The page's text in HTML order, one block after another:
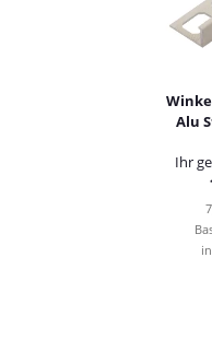
Alu
Ihr